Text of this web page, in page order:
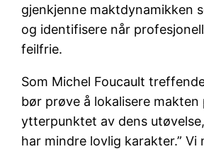
gjenkjenne maktdynamikken
og identifisere når
feilfrie.
Som Michel Foucault
bør prøve å lokalisere makten
ytterpunktet av dens
har mindre lovlig karakter.” Vi